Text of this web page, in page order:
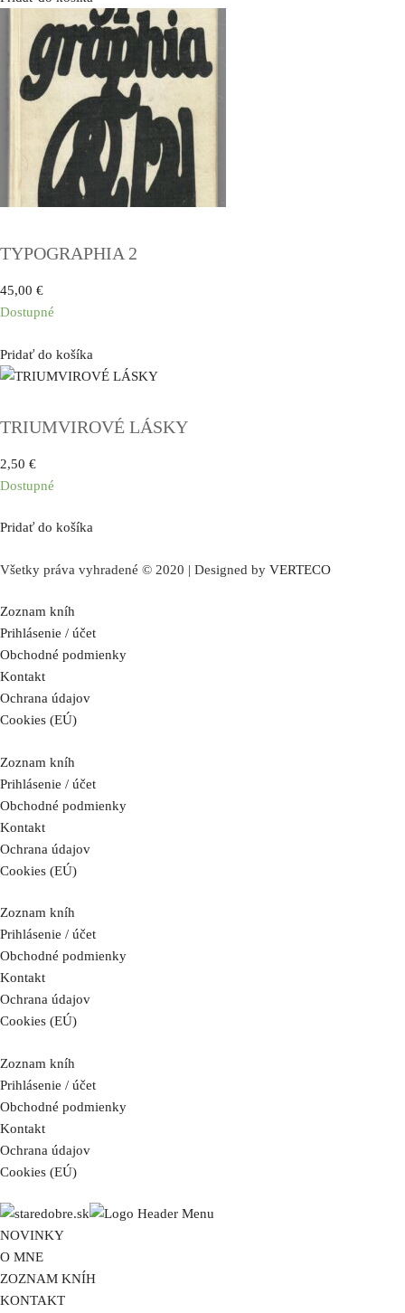
TYPOGRAPHIA 2
45,00 €
Dostupné
Pridať do košíka
TRIUMVIROVÉ LÁSKY
2,50 €
Dostupné
Pridať do košíka
Všetky práva vyhradené © 2020 | Designed by VERTECO
Zoznam kníh
Prihlásenie / účet
Obchodné podmienky
Kontakt
Ochrana údajov
Cookies (EÚ)
Zoznam kníh
Prihlásenie / účet
Obchodné podmienky
Kontakt
Ochrana údajov
Cookies (EÚ)
Zoznam kníh
Prihlásenie / účet
Obchodné podmienky
Kontakt
Ochrana údajov
Cookies (EÚ)
Zoznam kníh
Prihlásenie / účet
Obchodné podmienky
Kontakt
Ochrana údajov
Cookies (EÚ)
NOVINKY
O MNE
ZOZNAM KNÍH
KONTAKT